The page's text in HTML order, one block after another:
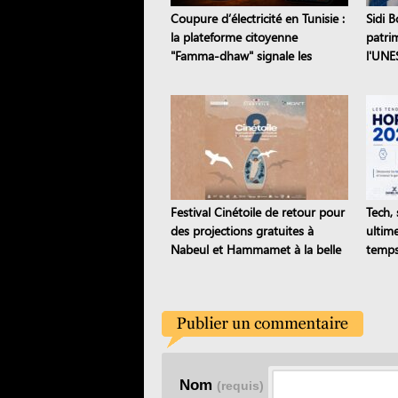
Coupure d’électricité en Tunisie :
la plateforme citoyenne
"Famma-dhaw" signale les
Sidi
Festival Cinétoile de retour pour
des projections gratuites à
Nabeul et Hammamet à la belle
Nom (requis)